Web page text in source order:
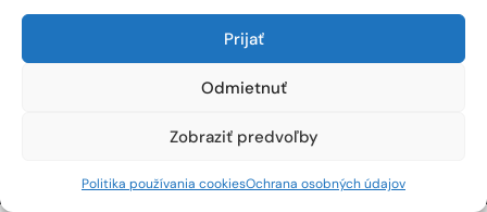
Prijať
Odmietnuť
Zobraziť predvoľby
Politika používania cookiesOchrana osobných údajov
Lignotesting, a. s. © 2024 | Všetky práva vyhradené. | Vytvoril: Marek Heinfarth.